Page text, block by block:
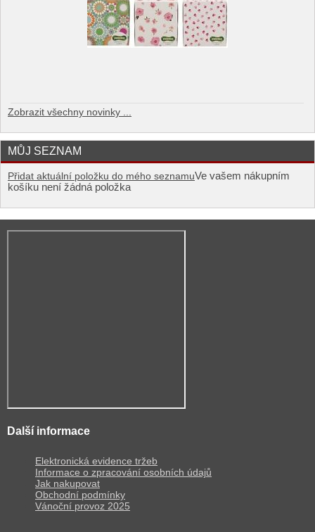
Zobrazit všechny novinky ...
MŮJ SEZNAM
Přidat aktuální položku do mého seznamuVe vašem nákupním
košíku není žádná položka
Další informace
Elektronická evidence tržeb
Informace o zpracování osobních údajů
Jak nakupovat
Obchodní podmínky
Vánoční provoz 2025